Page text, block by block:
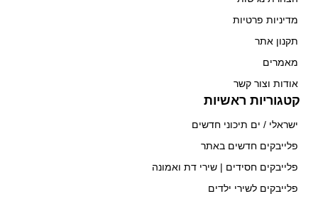
מדיניות פרטיות
תקנון אתר
מאמרים
אודות וצור קשר
קטגוריות ראשיות
ישראלי / ים תיכוני חדשים
פלייבקים חדשים באתר
פלייבקים חסידים | שירי דת ואמונה
פלייבקים לשירי ילדים